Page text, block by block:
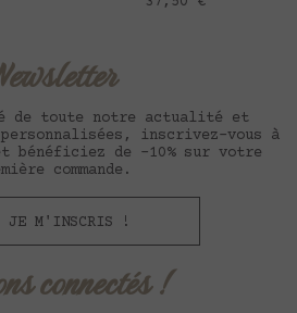
de toute notre actualité et
inscrivez-vous à
bénéficiez de -10% sur votre
commande.
JE M'INSCRIS !
connectés !